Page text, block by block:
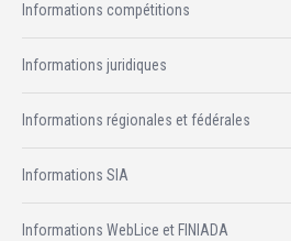
Informations compétitions
Informations juridiques
Informations régionales et fédérales
Informations SIA
Informations WebLice et FINIADA